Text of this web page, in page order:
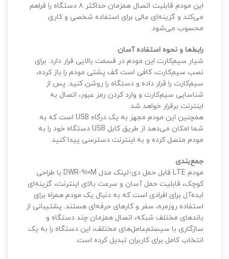
این مودم قابلیت اتصال همزمان حداکثر ۸ دستگاه را فراهم
می‌کند و گزینه‌ای عالی برای استفاده شخصی و کاری
محسوب می‌شود.
رابط‌ها و نحوه استفاده آسان
شیار سیم‌کارت این مودم در قسمت بالایی قرار دارد. برای
نصب سیم‌کارت، کافی است کف پشتی مودم را باز کرده،
سیم‌کارت را قرار داده و دستگاه را روشن کنید. پس از
شناسایی سیم‌کارت و وارد کردن رمز عبور، اتصال به
اینترنت برقرار خواهد شد.
همچنین این مودم مجهز به یک درگاه USB است که به
شما امکان می‌دهد از طریق کابل USB دستگاه خود را به
مودم متصل کرده و به اینترنت دسترسی پیدا کنید.
جمع‌بندی
مودم LTE قابل حمل دی-لینک مدل DWR-910M با طراحی
کوچک، قابلیت حمل آسان و سرعت بالای اینترنت، گزینه‌ای
ایده‌آل برای افرادی است که به دنبال یک مودم همراه برای
استفاده روزمره، سفر و کارهای حرفه‌ای هستند. پشتیبانی از
باندهای مختلف شبکه، اتصال همزمان چند دستگاه و
سازگاری با سیستم‌عامل‌های مختلف، این دستگاه را به یک
انتخاب کامل برای کاربران تبدیل کرده است.